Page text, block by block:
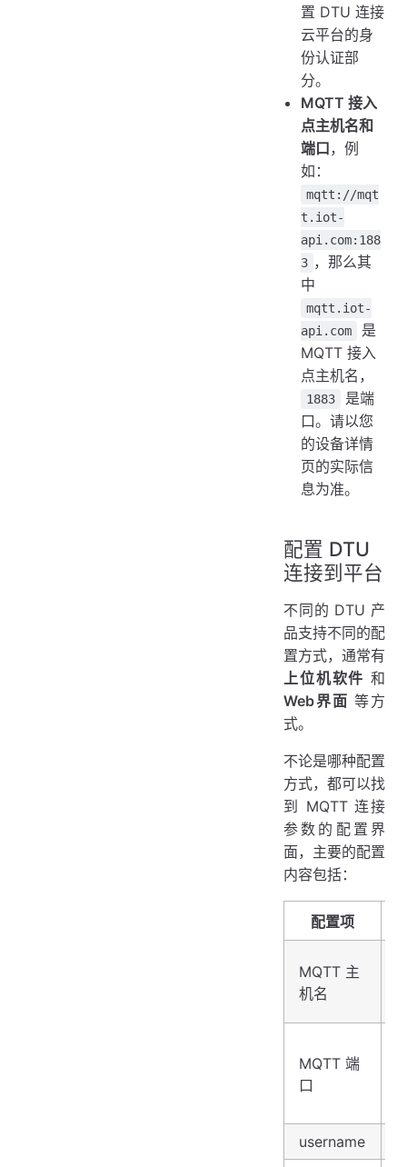
置 DTU 连接
云平台的身
份认证部
分。
MQTT 接入
点主机名和
端口，例
如：
mqtt://mqt
t.iot-
api.com:188
3 ，那么其
中
mqtt.iot-
api.com
是
MQTT 接入
点主机名，
1883
是端
口。请以您
的设备详情
页的实际信
息为准。
配置 DTU
连接到平台
不同的 DTU 产
品支持不同的配
置方式，通常有
上位机软件 和
Web界面 等方
式。
不论是哪种配置
方式，都可以找
到 MQTT 连接
参数的配置界
面，主要的配置
内容包括：
配置项
MQTT 主
机名
MQTT 端
口
username